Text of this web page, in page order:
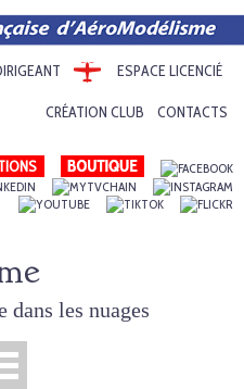
ESPACE LICENCIÉ
CRÉATION CLUB CONTACTS
dans les nuages